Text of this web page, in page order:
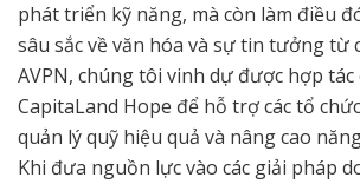
phát triển kỹ năng, mà còn làm điều
sâu sắc về văn hóa và sự tin tưởng từ
AVPN, chúng tôi vinh dự được hợp tác
CapitaLand Hope để hỗ trợ các tổ
quản lý quỹ hiệu quả và nâng cao
Khi đưa nguồn lực vào các giải pháp